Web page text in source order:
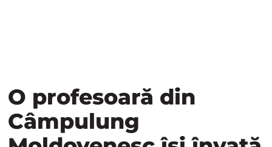
O profesoară din
Câmpulung